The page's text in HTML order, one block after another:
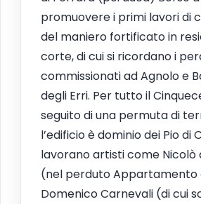
promuovere i primi lavori di
del maniero fortificato in
corte, di cui si ricordano i
commissionati ad Agnolo e
degli Erri. Per tutto il
seguito di una permuta di
l’edificio è dominio dei Pio di
lavorano artisti come Nicolò
(nel perduto Appartamento
Domenico Carnevali (di cui